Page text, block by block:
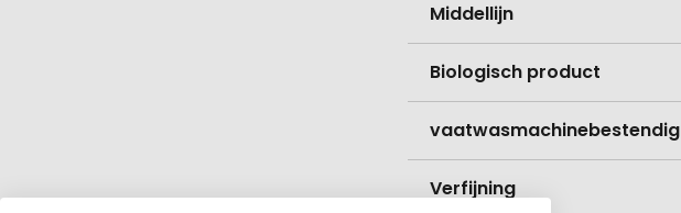
Middellijn
Biologisch product
vaatwasmachinebestendig
Verfijning